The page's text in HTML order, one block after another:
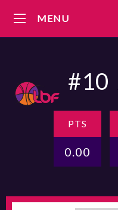
MENU
#10
PTS
0.00